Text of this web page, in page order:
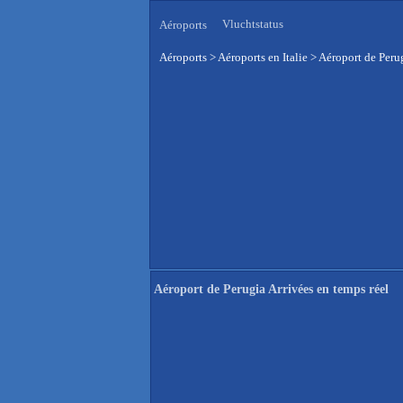
Aéroports Vluchtstatus
Aéroports >Aéroports en Italie >Aéroport de
Aéroport de Perugia Arrivées en temps réel